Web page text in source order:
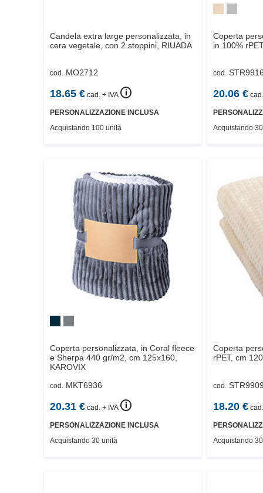
Candela extra large personalizzata, in
cera vegetale, con 2 stoppini, RIUADA
cod. MO2712
18.65 € cad. + IVA 🛈
PERSONALIZZAZIONE INCLUSA
Acquistando 100 unità
Coperta
in 100%
cod.
20.06€
Acquistando
Coperta personalizzata, in Coral fleece
e Sherpa 440 gr/m2, cm 125x160,
KAROVIX
cod. MKT6936
20.31 € cad. + IVA 🛈
PERSONALIZZAZIONE INCLUSA
Acquistando 30 unità
Coperta
rPET, cm
cod.
18.20€
Acquistando